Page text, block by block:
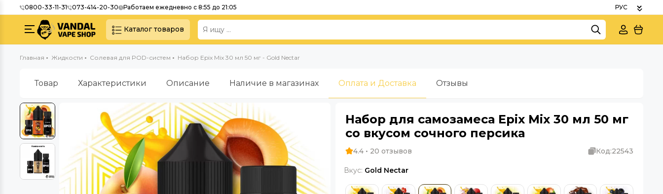
0800-33-11-31 073-414-20-30 Работаем ежедневно с 8:55 до 21:05
Каталог товаров
Главная Жидкости Солевая для POD-систем Набор Epix Mix 30 мл 50 мг - Gold Nectar
Товар Характеристики Описание Наличие в магазинах Оплата и Доставка Отзывы
Набор для самозамеса Epix Mix 30 мл 50 мг
со вкусом сочного персика
4.4 • 20 отзывов Код:22543
Вкус: Gold Nectar